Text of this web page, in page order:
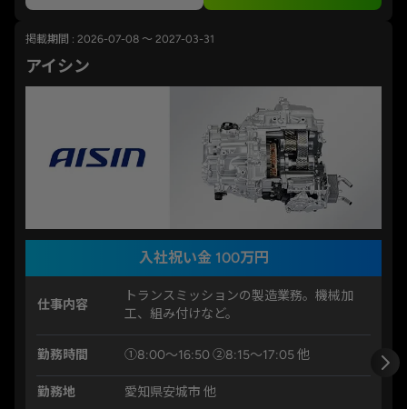
掲載期間 : 2026-07-08 ～ 2027-03-31
アイシン
入社祝い金 100万円
仕事内容
トランスミッションの製造業務。機械加
工、組み付けなど。
勤務時間 ①8:00～16:50 ②8:15～17:05 他
勤務地 愛知県安城市 他